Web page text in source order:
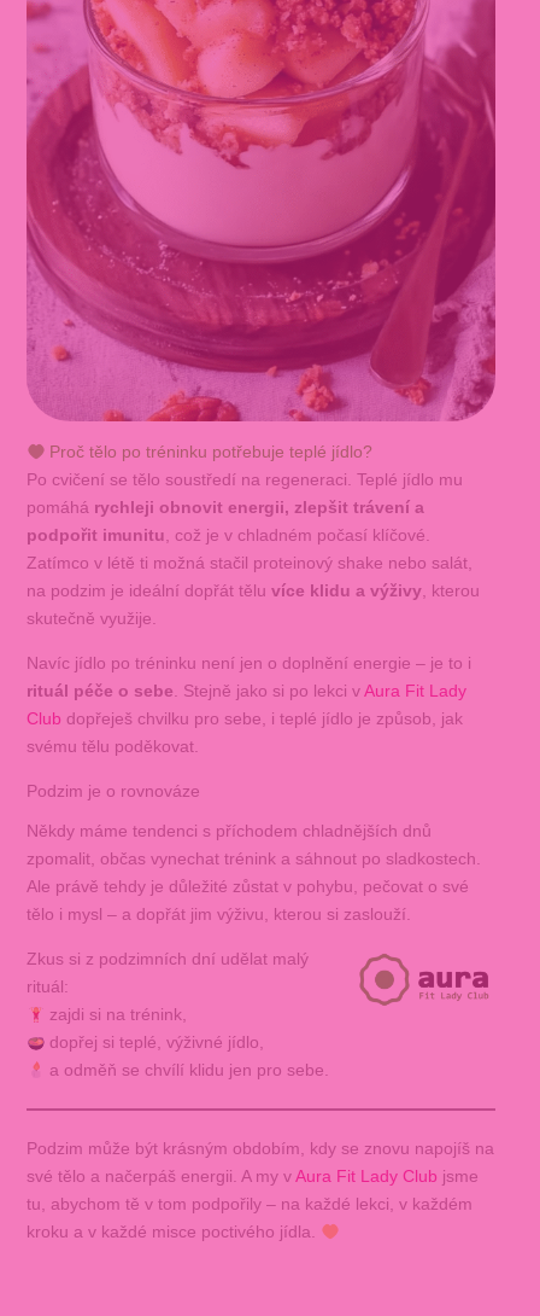
Proč tělo po tréninku potřebuje teplé jídlo?
Po cvičení se tělo soustředí na regeneraci. Teplé jídlo mu
pomáhá rychleji obnovit energii, zlepšit trávení a
podpořit imunitu, což je v chladném počasí klíčové.
Zatímco v létě ti možná stačil proteinový shake nebo salát,
na podzim je ideální dopřát tělu více klidu a výživy, kterou
skutečně využije.
Navíc jídlo po tréninku není jen o doplnění energie – je to i
rituál péče o sebe. Stejně jako si po lekci vAura Fit Lady
Club dopřeješ chvilku pro sebe, i teplé jídlo je způsob, jak
svému tělu poděkovat.
Podzim je o rovnováze
Někdy máme tendenci s příchodem chladnějších dnů
zpomalit, občas vynechat trénink a sáhnout po sladkostech.
Ale právě tehdy je důležité zůstat v pohybu, pečovat o své
tělo i mysl – a dopřát jim výživu, kterou si zaslouží.
Zkus si z podzimních dní udělat malý
rituál:
zajdi si na trénink,
dopřej si teplé, výživné jídlo,
a odměň se chvílí klidu jen pro sebe.
Podzim může být krásným obdobím, kdy se znovu napojíš na
své tělo a načerpáš energii. A my vAura Fit Lady Club jsme
tu, abychom tě v tom podpořily – na každé lekci, v každém
kroku a v každé misce poctivého jídla.